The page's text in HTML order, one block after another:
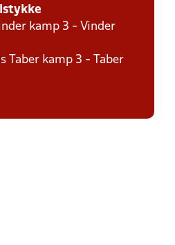
kamp 3 - Vinder
Taber kamp 3 - Taber